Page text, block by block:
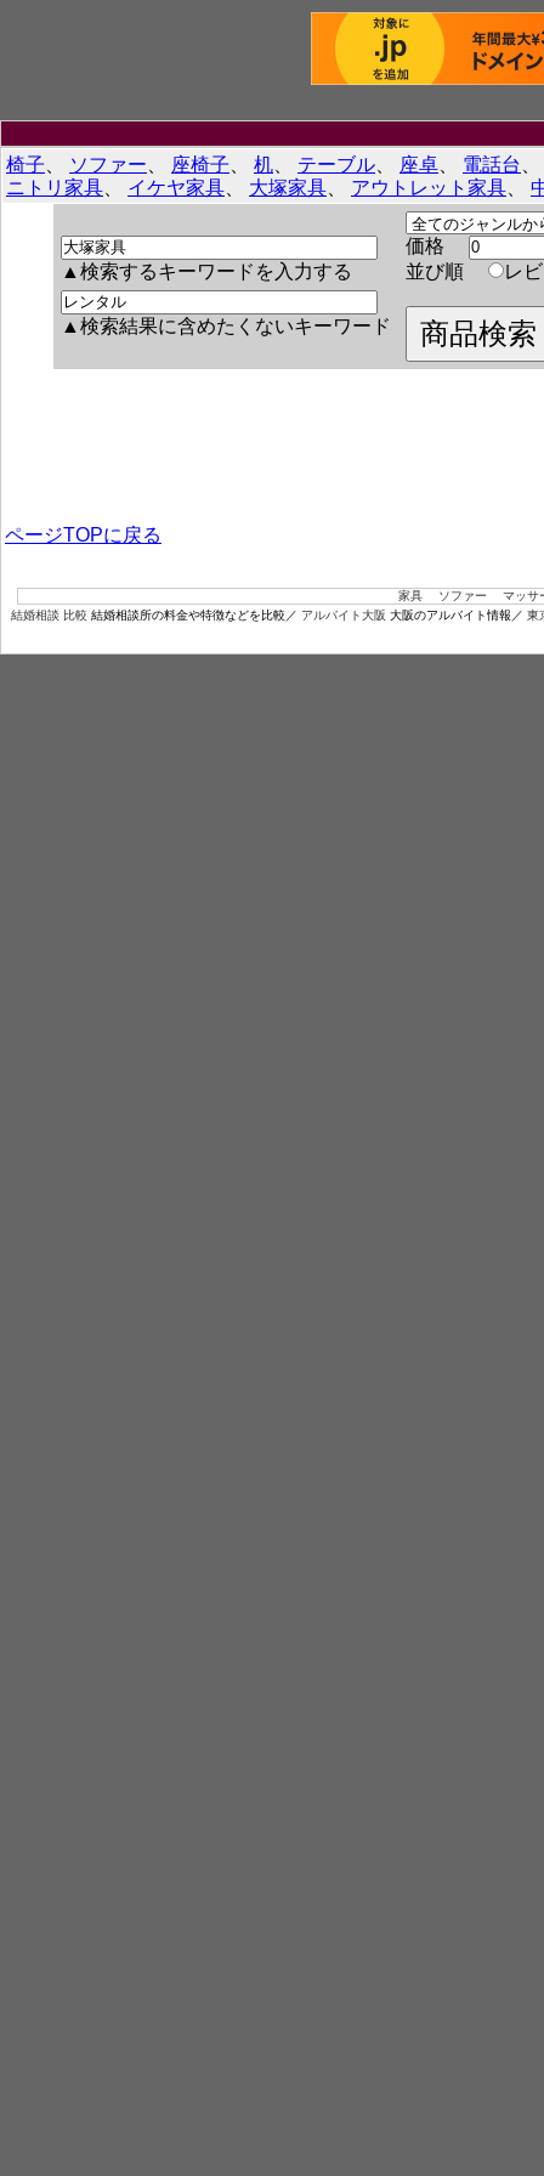
椅子 ソファー 座椅子 机 テーブル 座卓 電話台
ニトリ家具
イケヤ家具 大塚家具 アウトレット家具
▲検索するキーワードを入力する
▲検索結果に含めたくないキーワード
価格
並び順
レ
ページTOPに戻る
家具 ソファー
マッサ
結婚相談 比較 結婚相談所の料金や特徴などを比較／ アルバイト大阪 大阪のアルバイト情報／ 東